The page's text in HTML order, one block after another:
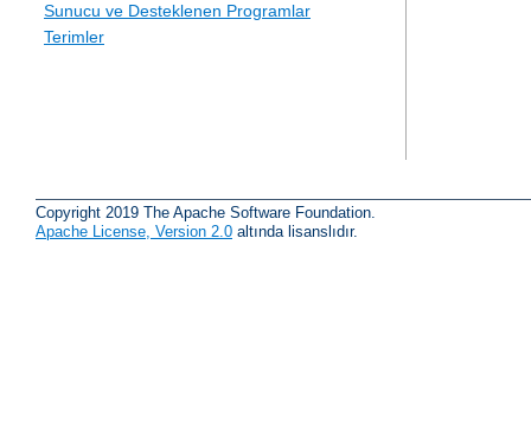
Sunucu ve Desteklenen Programlar
Terimler
Copyright 2019 The Apache Software Foundation.
Apache License, Version 2.0 altında lisanslıdır.